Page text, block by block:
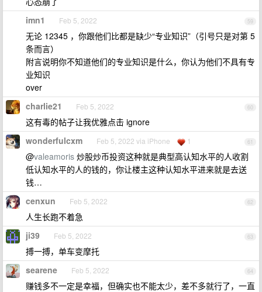
59
imn1 Feb 5, 2022
无论 12345 ，你跟他们比都是缺少“专业知识”（引号只是对第 5
条而言）
附言说明你不知道他们的专业知识是什么，你认为他们不具有专
业知识
over
60
charlie21 Feb 5, 2022
这有毒的帖子让我优雅点击 ignore
61
wonderfulcxm Feb 5, 2022 via iPhone 1
@valeamoris 炒股炒币投资这种就是典型高认知水平的人收割
低认知水平的人的钱的，你让楼主这种认知水平进来就是去送
钱…
62
cenxun Feb 5, 2022
人生长跑不着急
63
ji39 Feb 5, 2022
搏一搏，单车变摩托
64
searene Feb 5, 2022
赚钱多不一定是幸福，但确实也不能太少，差不多就行了，一直